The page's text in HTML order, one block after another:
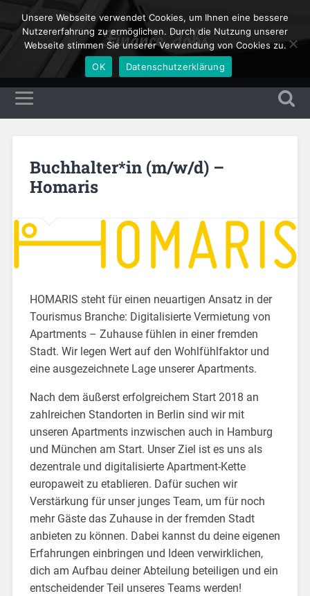
Finance Jobs
Buchhalter*in (m/w/d) –
Homaris
HOMARIS steht für einen neuartigen Ansatz in der
Tourismus Branche: Digitalisierte Vermietung von
Apartments – Zuhause fühlen in einer fremden
Stadt. Wir legen Wert auf den Wohlfühlfaktor und
eine ausgezeichnete Lage unserer Apartments.
Nach dem äußerst erfolgreichem Start 2018 an
zahlreichen Standorten in Berlin sind wir mit
unseren Apartments inzwischen auch in Hamburg
und München am Start. Unser Ziel ist es uns als
dezentrale und digitalisierte Apartment-Kette
europaweit zu etablieren. Dafür suchen wir
Verstärkung für unser junges Team, um für noch
mehr Gäste das Zuhause in der fremden Stadt
anbieten zu können. Dabei kannst du deine eigenen
Erfahrungen einbringen und Ideen verwirklichen,
dich am Aufbau deiner Abteilung beteiligen und ein
entscheidender Teil unseres Teams werden!
Unsere Webseite verwendet Cookies, um Ihnen eine bessere
Nutzererfahrung zu ermöglichen. Durch die Nutzung unserer
Webseite stimmen Sie unserer Verwendung von Cookies zu.
OK
Datenschutzerklärung